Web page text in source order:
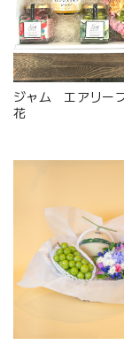
ジャム エアリー
花